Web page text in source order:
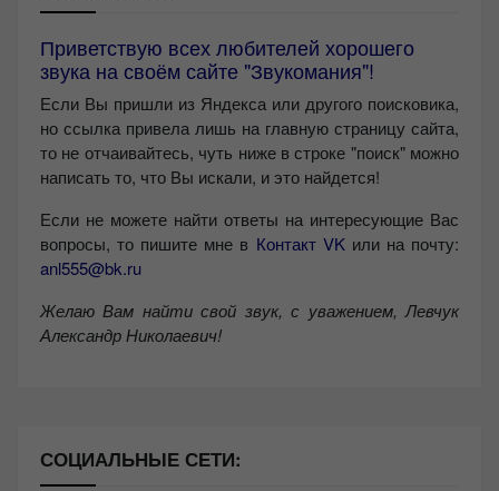
Приветствую всех любителей хорошего
звука на своём сайте "Звукомания"!
Если Вы пришли из Яндекса или другого поисковика,
но ссылка привела лишь на главную страницу сайта,
то не отчаивайтесь, чуть ниже в строке "поиск" можно
написать то, что Вы искали, и это найдется!
Если не можете найти ответы на интересующие Вас
вопросы, то пишите мне в Контакт VKили на почту:
anl555@bk.ru
Желаю Вам найти свой звук, с уважением, Левчук
Александр Николаевич!
СОЦИАЛЬНЫЕ СЕТИ: